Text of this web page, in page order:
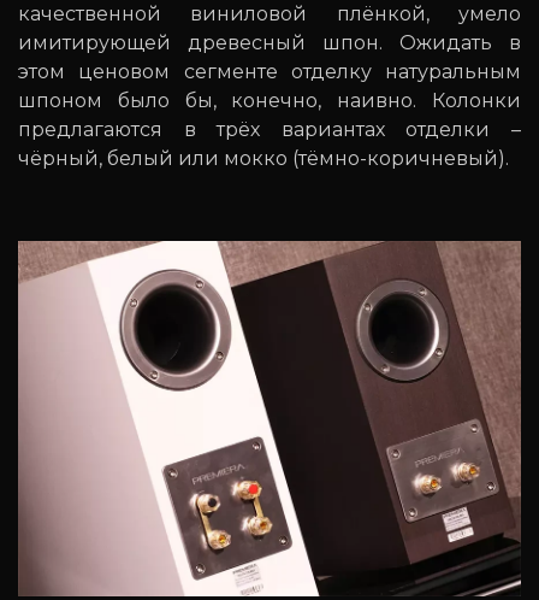
качественной виниловой плёнкой, умело
имитирующей древесный шпон. Ожидать в
этом ценовом сегменте отделку натуральным
шпоном было бы, конечно, наивно. Колонки
предлагаются в трёх вариантах отделки –
чёрный, белый или мокко (тёмно-коричневый).